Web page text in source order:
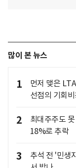
많이 본 뉴스
1
먼저 맺은
선점의 기회
2
최대주주도
18%로 추락
3
추석 전 '민생